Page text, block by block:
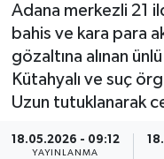
Adana merkezli 21
bahis ve kara para
gözaltına alınan
Kütahyalı ve suç
Uzun tutuklanarak
18.05.2026 - 09:12
YAYINLANMA
Spor
Yaşam